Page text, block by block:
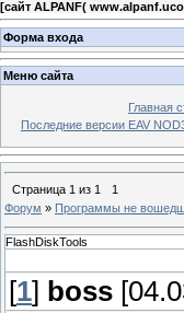
[сайт ALPANF(
Форма входа
Меню сайта
Главная
Последние версии EAV
Страница 1 из 1
1
Форум » Программы не
FlashDiskTools
[1] boss